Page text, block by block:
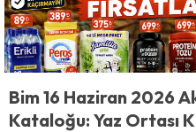
Bim 16 Haziran 2026
Kataloğu: Yaz Ortası